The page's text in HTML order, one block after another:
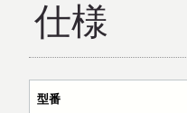
仕様
型番